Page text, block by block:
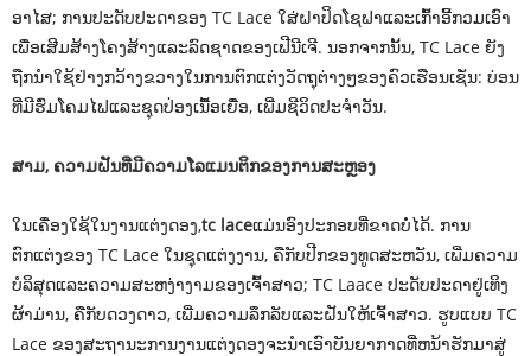
ອາໄສ; ການປະດັບປະດາຂອງ TC Lace ໃສ່ຝາປິດໂຊຟາແລະເກົ້າອີ້ກວມເອົາ
ເພື່ອເສີມສ້າງໂຄງສ້າງແລະລົດຊາດຂອງເຟີນີເຈີ. ນອກຈາກນັ້ນ, TC Lace ຍັງ
ຖືກນໍາໃຊ້ຢ່າງກວ້າງຂວາງໃນການຕົກແຕ່ງວັດຖຸຕ່າງໆຂອງຄົວເຮືອນເຊັ່ນ: ບ່ອນ
ທີ່ມີຮົ່ມໂຄມໄຟແລະຊຸດປ່ອງເນື້ອເຍື່ອ, ເພີ່ມຊີວິດປະຈໍາວັນ.
ສາມ, ຄວາມຝັນທີ່ມີຄວາມໂລແມນຕິກຂອງການສະຫຼອງ
ໃນເຄື່ອງໃຊ້ໃນງານແຕ່ງດອງ,tc laceແມ່ນອົງປະກອບທີ່ຂາດບໍ່ໄດ້. ການ
ຕົກແຕ່ງຂອງ TC Lace ໃນຊຸດແຕ່ງງານ, ຄືກັບປີກຂອງທູດສະຫວັນ, ເພີ່ມຄວາມ
ບໍລິສຸດແລະຄວາມສະຫງ່າງາມຂອງເຈົ້າສາວ; TC Laace ປະດັບປະດາຢູ່ເທິງ
ຜ້າມ່ານ, ຄືກັບດວງດາວ, ເພີ່ມຄວາມລຶກລັບແລະຝັນໃຫ້ເຈົ້າສາວ. ຮູບແບບ TC
Lace ຂອງສະຖານະການງານແຕ່ງດອງຈະນໍາເອົາບັນຍາກາດທີ່ຫນ້າຮັກມາສູ່